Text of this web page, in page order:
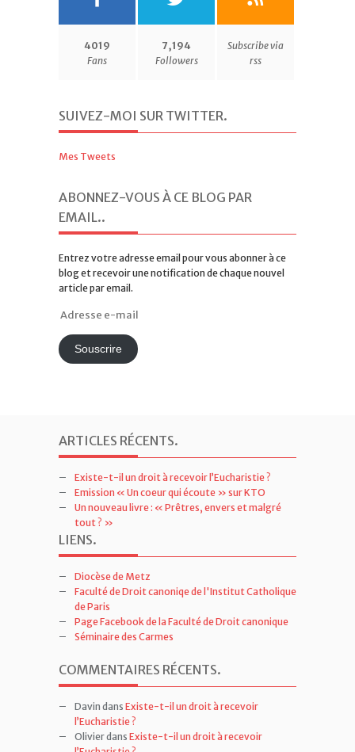
4019
Fans
7,194
Followers
Subscribe via
SUIVEZ-MOI SUR TWITTER
ABONNEZ-VOUS À CE BLOG PAR
EMAIL.
Entrez votre adresse email pour vous abonner à ce
blog et recevoir une notification de chaque nouvel
article par email.
e-
mailSouscrire
ARTICLES RÉCENTS
Existe-t-il un droit à recevoir l’Eucharistie ?
Emission « Un coeur qui écoute » sur KTO
Un nouveau livre : « Prêtres, envers et malgré
tout ? »
LIENS
Diocèse de Metz
Faculté de Droit canoniqe de l'Institut Catholique
de Paris
Page Facebook de la Faculté de Droit canonique
Séminaire des Carmes
COMMENTAIRES RÉCENTS
Davin dans
Existe-t-il un droit à recevoir
l’Eucharistie ?
Olivier
dans
Existe-t-il un droit à recevoir
l’Eucharistie ?